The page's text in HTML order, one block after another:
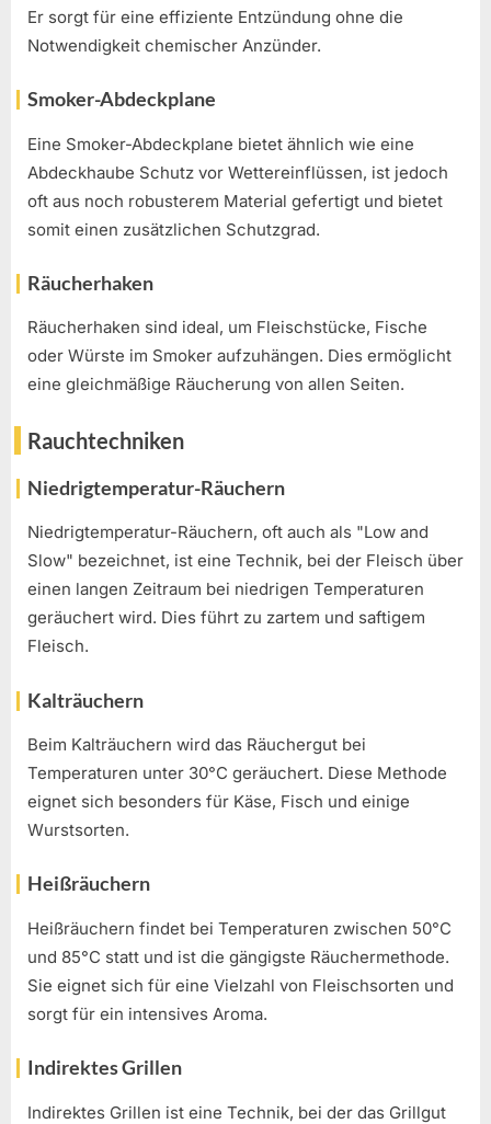
Er sorgt für eine effiziente Entzündung ohne die
Notwendigkeit chemischer Anzünder.
Smoker-Abdeckplane
Eine Smoker-Abdeckplane bietet ähnlich wie eine
Abdeckhaube Schutz vor Wettereinflüssen, ist jedoch
oft aus noch robusterem Material gefertigt und bietet
somit einen zusätzlichen Schutzgrad.
Räucherhaken
Räucherhaken sind ideal, um Fleischstücke, Fische
oder Würste im Smoker aufzuhängen. Dies ermöglicht
eine gleichmäßige Räucherung von allen Seiten.
Rauchtechniken
Niedrigtemperatur-Räuchern
Niedrigtemperatur-Räuchern, oft auch als "Low and
Slow" bezeichnet, ist eine Technik, bei der Fleisch über
einen langen Zeitraum bei niedrigen Temperaturen
geräuchert wird. Dies führt zu zartem und saftigem
Fleisch.
Kalträuchern
Beim Kalträuchern wird das Räuchergut bei
Temperaturen unter 30°C geräuchert. Diese Methode
eignet sich besonders für Käse, Fisch und einige
Wurstsorten.
Heißräuchern
Heißräuchern findet bei Temperaturen zwischen 50°C
und 85°C statt und ist die gängigste Räuchermethode.
Sie eignet sich für eine Vielzahl von Fleischsorten und
sorgt für ein intensives Aroma.
Indirektes Grillen
Indirektes Grillen ist eine Technik, bei der das Grillgut